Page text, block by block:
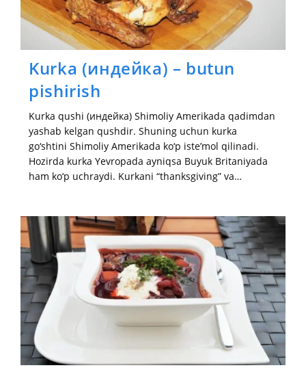
Kurka (индейка) – butun
pishirish
Kurka qushi (индейка) Shimoliy Amerikada qadimdan
yashab kelgan qushdir. Shuning uchun kurka
go‘shtini Shimoliy Amerikada ko‘p iste’mol qilinadi.
Hozirda kurka Yevropada ayniqsa Buyuk Britaniyada
ham ko‘p uchraydi. Kurkani “thanksgiving” va…